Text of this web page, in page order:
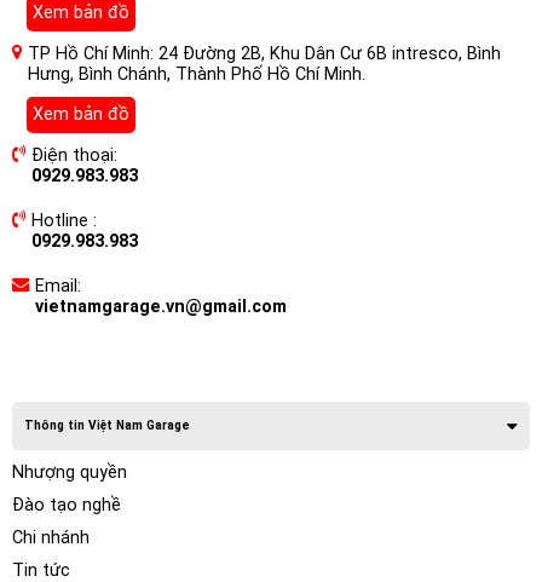
Xem bản đồ
TP Hồ Chí Minh: 24 Đường 2B, Khu Dân Cư 6B intresco, Bình
Hưng, Bình Chánh, Thành Phố Hồ Chí Minh.
Xem bản đồ
Điện thoại:
0929.983.983
Hotline :
0929.983.983
Email:
vietnamgarage.vn@gmail.com
Thông tin Việt Nam Garage
Nhượng quyền
Đào tạo nghề
Chi nhánh
Tin tức